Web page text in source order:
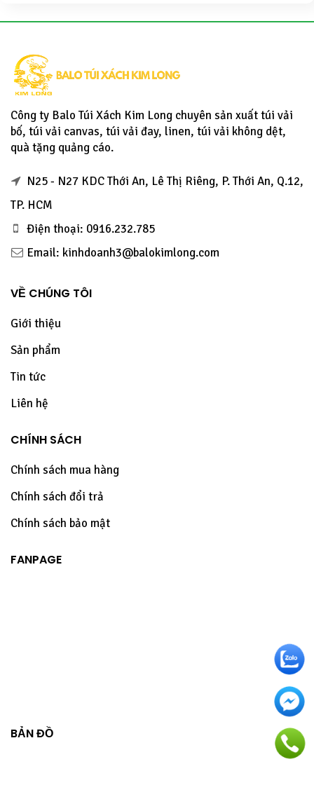
Công ty Balo Túi Xách Kim Long chuyên sản xuất túi vải
bố, túi vải canvas, túi vải đay, linen, túi vải không dệt,
quà tặng quảng cáo.
N25 - N27 KDC Thới An, Lê Thị Riêng, P. Thới An, Q.12,
TP. HCM
Điện thoại: 0916.232.785
Email: kinhdoanh3@balokimlong.com
VỀ CHÚNG TÔI
Giới thiệu
Sản phẩm
Tin tức
Liên hệ
CHÍNH SÁCH
Chính sách mua hàng
Chính sách đổi trả
Chính sách bảo mật
FANPAGE
BẢN ĐỒ